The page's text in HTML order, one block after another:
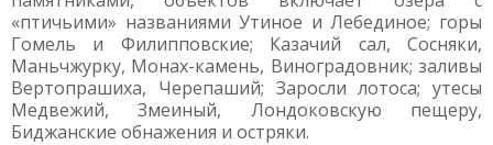
«птичьими» названиями Утиное и Лебединое; горы
Гомель и Филипповские; Казачий сал, Сосняки,
Маньчжурку, Монах-камень, Виноградовник; заливы
Вертопрашиха, Черепаший; Заросли лотоса; утесы
Медвежий, Змеиный, Лондоковскую пещеру,
Биджанские обнажения и остряки.